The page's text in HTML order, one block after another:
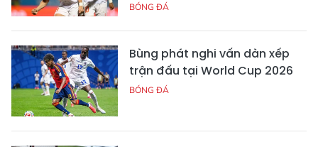
BÓNG ĐÁ
Bùng phát nghi vấn dàn xếp
trận đấu tại World Cup 2026
BÓNG ĐÁ